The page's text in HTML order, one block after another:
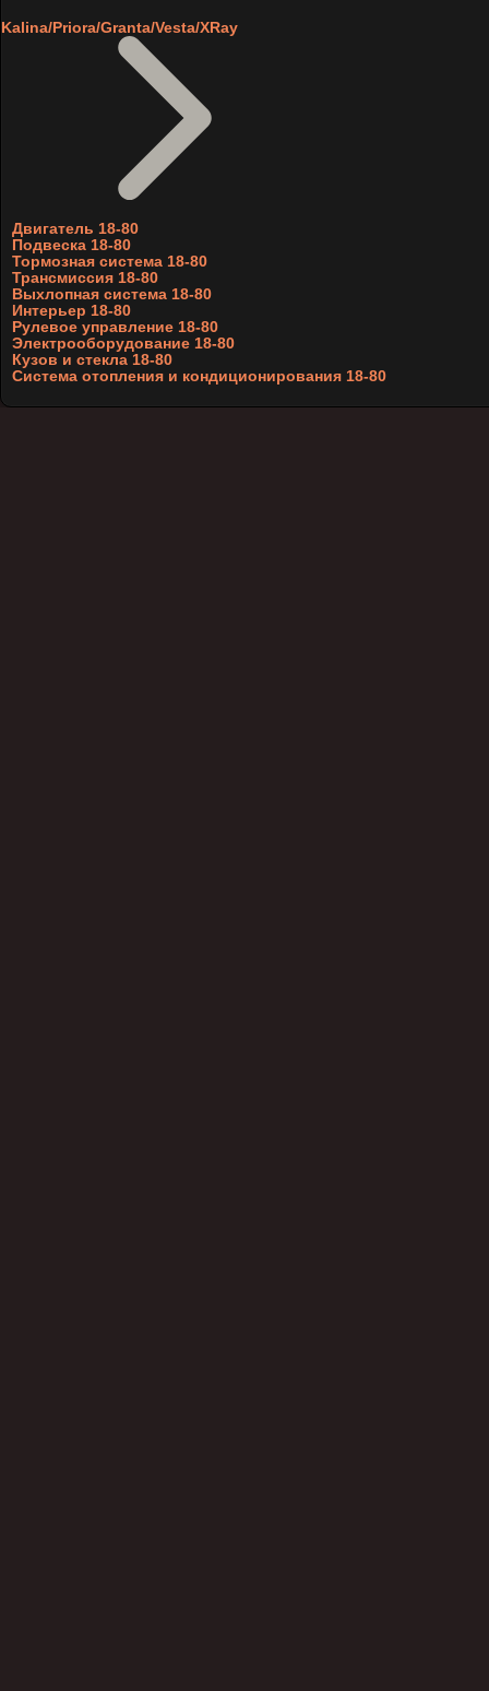
Kalina/Priora/Granta/Vesta/XRay
Двигатель 18-80
Подвеска 18-80
Тормозная система 18-80
Трансмиссия 18-80
Выхлопная система 18-80
Интерьер 18-80
Рулевое управление 18-80
Электрооборудование 18-80
Кузов и стекла 18-80
Система отопления и кондиционирования 18-80